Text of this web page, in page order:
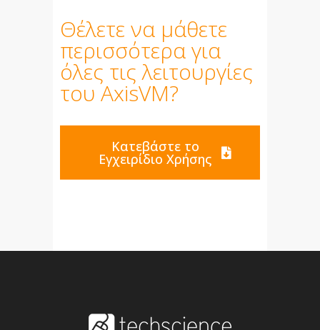
Θέλετε να μάθετε
περισσότερα για
όλες τις λειτουργίες
του AxisVM?
Κατεβάστε το
Εγχειρίδιο Χρήσης